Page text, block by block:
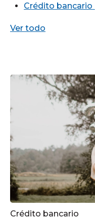
Crédito bancario
Ver todo
Crédito bancario